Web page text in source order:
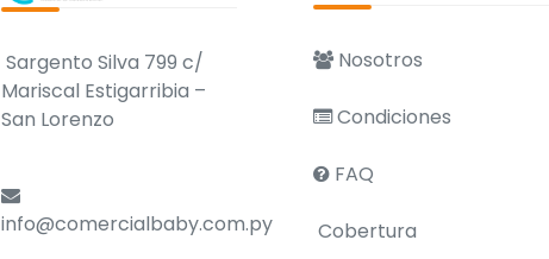
Sargento Silva 799 c/
Mariscal Estigarribia –
San Lorenzo
info@comercialbaby.com.py
Nosotros
Condiciones
FAQ
Cobertura